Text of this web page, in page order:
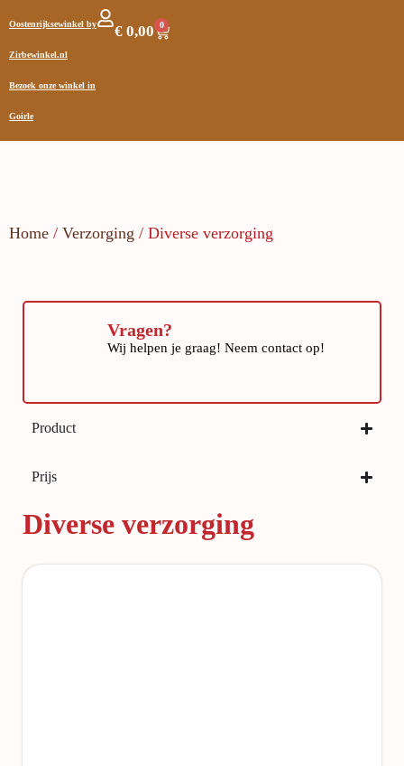
Oostenrijksewinkel by
Zirbewinkel.nl
Bezoek onze winkel in
Goirle
€ 0,00 0
Home / Verzorging / Diverse verzorging
Vragen?
Wij helpen je graag! Neem contact op!
Product
Prijs
Diverse verzorging